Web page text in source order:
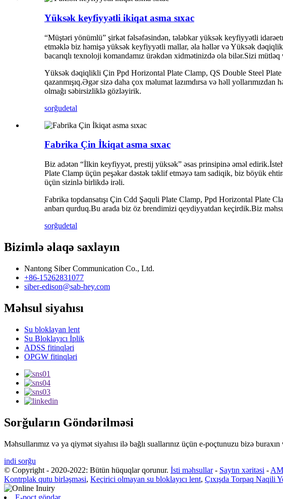
Yüksək keyfiyyətli ikiqat asma sıxac
“Müştəri yönümlü” şirkət fəlsəfəsindən, tələbkar yüksək keyfiyyətli
etməklə biz həmişə yüksək keyfiyyətli mallar, əla həllər və Yüksək
bacarıqlı texnoloji komandamız ürəkdən xidmətinizdə ola bilər.Sizi
Yüksək dəqiqlikli Çin Ppd Horizontal Plate Clamp, QS Double Steel
qazanmışıq.Əgər sizə daha çox məlumat lazımdırsa və həll
olmağı səbirsizliklə gözləyirik.
sorğudetal
Fabrika Çin İkiqat asma sıxac
Biz adətən “İlkin keyfiyyət, prestij yüksək” əsas prinsipinə əməl
Plate Clamp üçün peşəkar dəstək təklif etməyə tam sadiqik, biz böyük
üçün sizinlə birlikdə irəli.
Fabrika topdansatışı Çin Cdd Şaquli Plate Clamp, Ppd Horizontal Plate
anbarı qurduq.Bu arada biz öz brendimizi qeydiyyatdan keçirdik.Biz
sorğudetal
Bizimlə əlaqə saxlayın
Nantong Siber Communication Co., Ltd.
+86-15262831077
siber-edison@sab-hey.com
Məhsul siyahısı
Su bloklayan lent
Su Bloklayıcı İplik
ADSS fitinqləri
OPGW fitinqləri
Sorğuların Göndərilməsi
Məhsullarımız və ya qiymət siyahısı ilə bağlı suallarınız üçün e-poçtunuzu bizə
indi sorğu
© Copyright - 2020-2022: Bütün hüquqlar qorunur. İsti məhsullar- Saytın xəritəsi -
Kontrplak qutu birləşməsi, Keçirici olmayan su bloklayıcı lent, Çıxışda Torpaq Naqili
E-poçt göndər